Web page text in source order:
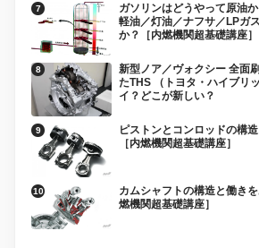
ガソリンはどうやって原油
軽油／灯油／ナフサ／LPガ
か？［内燃機関超基礎講座］
新型ノア／ヴォクシー 全面
たTHS （トヨタ・ハイブリ
イ？どこが新しい？
ピストンとコンロッドの構
［内燃機関超基礎講座］
カムシャフトの構造と働き
燃機関超基礎講座］